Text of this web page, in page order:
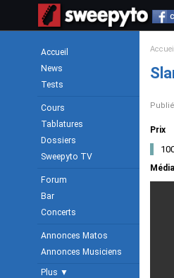
Accueil
News
Tests
Cours
Tablatures
Dossiers
Sweepyto TV
Forum
Bar
Concerts
Annonces Matos
Annonces Musiciens
Plus ▼
Prix